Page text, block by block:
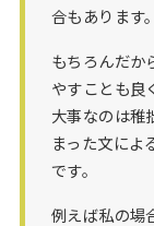
合もあります
もちろんだか
やすことも良
大事なのは稚
まった文によ
です。
例えば私の場